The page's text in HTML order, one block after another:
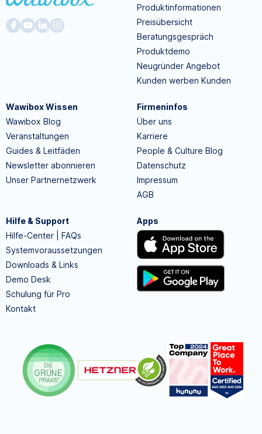
Produktinformationen
Preisübersicht
Beratungsgespräch
Produktdemo
Neugründer Angebot
Kunden werben Kunden
Wawibox Wissen
Wawibox Blog
Veranstaltungen
Guides & Leitfäden
Newsletter abonnieren
Unser Partnernetzwerk
Firmeninfos
Über uns
Karriere
People & Culture Blog
Datenschutz
Impressum
AGB
Hilfe & Support
Hilfe-Center | FAQs
Systemvoraussetzungen
Downloads & Links
Demo Desk
Schulung für Pro
Kontakt
Apps